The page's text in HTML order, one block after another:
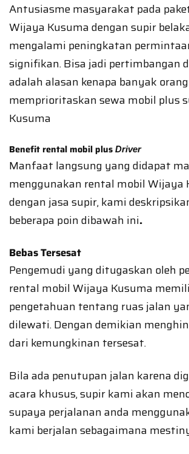
Antusiasme masyarakat pada
Wijaya Kusuma dengan supir
mengalami peningkatan
signifikan. Bisa jadi pertimbangan
adalah alasan kenapa banyak
memprioritaskan sewa mobil plus
Kusuma
Benefit rental mobil plus Driver
Manfaat langsung yang didapat
menggunakan rental mobil Wijaya
dengan jasa supir, kami
beberapa poin dibawah ini.
Bebas Tersesat
Pengemudi yang ditugaskan oleh
rental mobil Wijaya Kusuma
pengetahuan tentang ruas jalan
dilewati. Dengan demikian
dari kemungkinan tersesat.
Bila ada penutupan jalan karena
acara khusus, supir kami akan
supaya perjalanan anda
kami berjalan sebagaimana